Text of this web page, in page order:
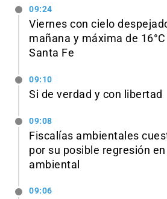
09:24
Viernes con cielo
mañana y máxima de
Santa Fe
09:10
Si de verdad y con libertad
09:08
Fiscalías ambientales
por su posible regresión
ambiental
09:06